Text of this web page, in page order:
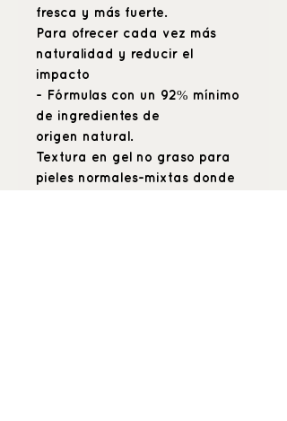
fresca y más fuerte.
Para ofrecer cada vez más
naturalidad y reducir el
impacto
- Fórmulas con un 92% mínimo
de ingredientes de
origen natural.
Textura en gel no graso para
pieles normales-mixtas donde